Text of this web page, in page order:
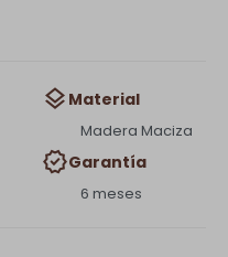
Material
Madera Maciza
Garantía
6 meses